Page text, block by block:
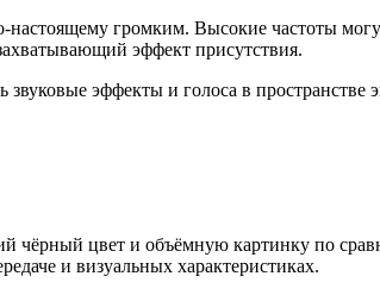
громким. Высокие частоты
эффект присутствия.
звуковые эффекты и голоса в пространстве
чёрный цвет и объёмную картинку по
и визуальных характеристиках.